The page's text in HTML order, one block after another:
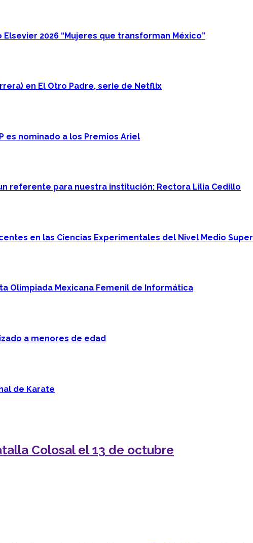
2026 “Mujeres que transforman México”
en El Otro Padre, serie de Netflix
es nominado a los Premios Ariel
referente para nuestra institución: Rectora Lilia Cedillo
en las Ciencias Experimentales del Nivel Medio
Olimpiada Mexicana Femenil de Informática
a menores de edad
de Karate
Colosal el 13 de octubre